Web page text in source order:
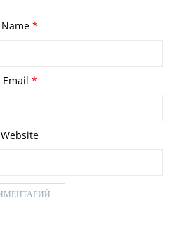
Name *
Email *
Website